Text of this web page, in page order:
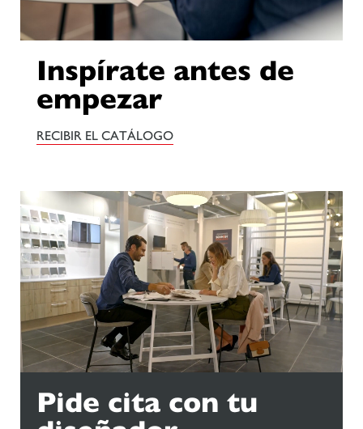
Inspírate antes de
empezar
RECIBIR EL CATÁLOGO
Pide cita con tu